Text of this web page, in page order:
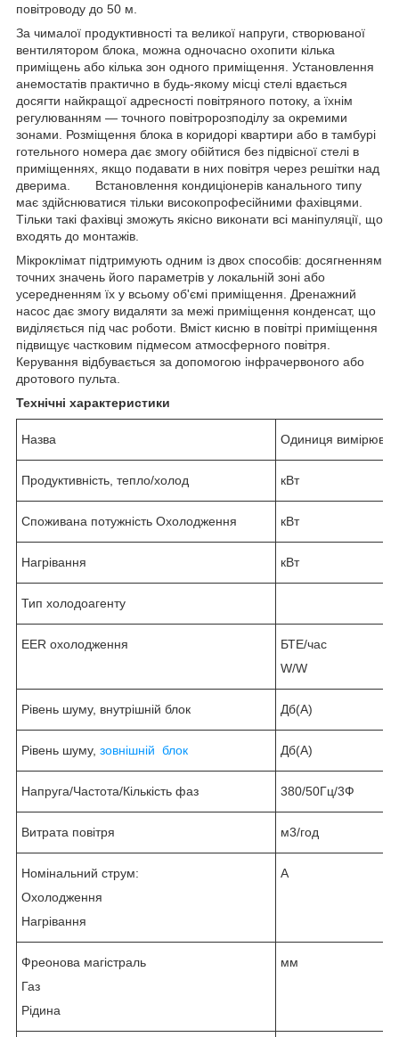
повітроводу до 50 м.
За чималої продуктивності та великої напруги, створюваної
вентилятором блока, можна одночасно охопити кілька
приміщень або кілька зон одного приміщення. Установлення
анемостатів практично в будь-якому місці стелі вдається
досягти найкращої адресності повітряного потоку, а їхнім
регулюванням — точного повітророзподілу за окремими
зонами. Розміщення блока в коридорі квартири або в тамбурі
готельного номера дає змогу обійтися без підвісної стелі в
приміщеннях, якщо подавати в них повітря через решітки над
дверима. Встановлення кондиціонерів канального типу
має здійснюватися тільки високопрофесійними фахівцями.
Тільки такі фахівці зможуть якісно виконати всі маніпуляції, що
входять до монтажів.
Мікроклімат підтримують одним із двох способів: досягненням
точних значень його параметрів у локальній зоні або
усередненням їх у всьому об'ємі приміщення. Дренажний
насос дає змогу видаляти за межі приміщення конденсат, що
виділяється під час роботи. Вміст кисню в повітрі приміщення
підвищує частковим підмесом атмосферного повітря.
Керування відбувається за допомогою інфрачервоного або
дротового пульта.
Технічні характеристики
Назва Одиниця
Продуктивність, тепло/холод кВт
Споживана потужність Охолодження кВт
Нагрівання кВт
Тип холодоагенту
EER охолодження
БТЕ/час
W/W
Рівень шуму, внутрішній блок Дб(А)
Рівень шуму, зовнішній блок Дб(А)
Напруга/Частота/Кількість фаз 380/50Гц/3Ф
Витрата повітря м3/год
Номінальний струм:
Охолодження
Нагрівання
А
Фреонова магістраль
Газ
Рідина
мм